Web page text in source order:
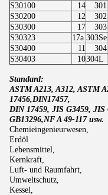
S30100
14 301
S30200
12 302
S30300
17 303
S30323
17a 303Se
S30400
11 304
S30403
10304L
Standard:
ASTM A213, A312, ASTM
17456,DIN17457,
DIN 17459, JIS G3459, JIS
GB13296,NF A 49-117
Chemieingenieurwesen,
Erdöl
Lebensmittel,
Kernkraft,
Luft- und Raumfahrt,
Umweltschutz,
Kessel,